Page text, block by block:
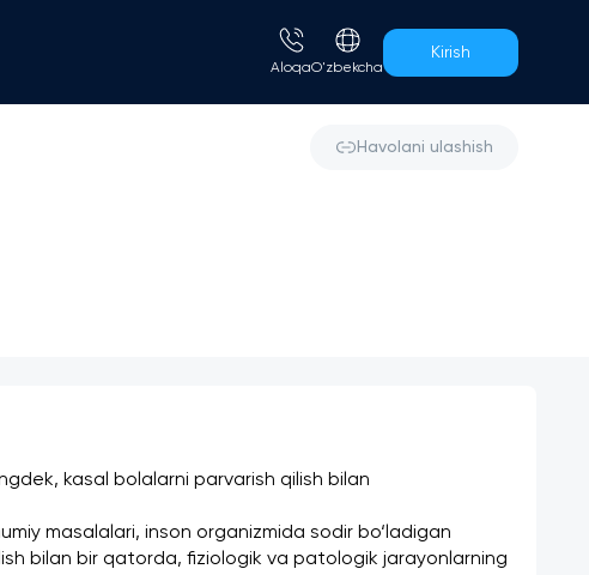
AloqaO'zbekcha
Kirish
Havolani ulashish
kasal bolalarni parvarish qilish bilan
masalalari, inson organizmida sodir bo‘ladigan
bilan bir qatorda, fiziologik va patologik jarayonlarning